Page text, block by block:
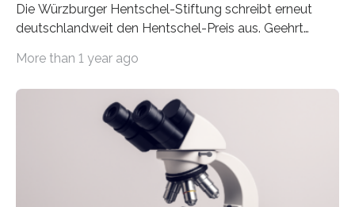
Die Würzburger Hentschel-Stiftung schreibt erneut
deutschlandweit den Hentschel-Preis aus. Geehrt
hochrangige wissenschaftliche Publikation zum Thema
Schlaganfall“ mit Sitz in Würzburg fördert die
Schlaganfallforschung, um die Behandlung der
Betroffenen zu verbessern. Dazu schreibt sie auch in
diesem Jahr wieder deutschlandweit den Hentschel-
Preis aus. Er richtet sich gezielt an jüngere
Forscherinnen und Forscher unter 40 Jahren. Geehrt
More than 1 year ago